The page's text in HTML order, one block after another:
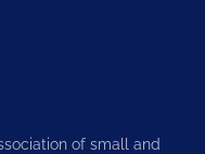
of small and